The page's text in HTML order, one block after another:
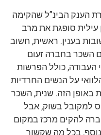
הענק הבינ”ל שהקימה
עילית סופגת את מרב
בענין. ראשית, חשוב
השכר בחברה זעום
העבודה, כולל הפרשות
על הנשים החרדיות
באופן הזה. שנית, השכר
למקובל בשוק, אבל
להקים מרכז במקום
בנוסף, בכל מה שקשור